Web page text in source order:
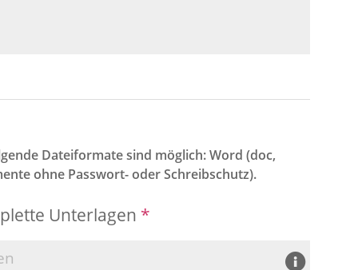
Dateiformate sind möglich: Word (doc,
ohne Passwort- oder Schreibschutz).
Unterlagen *